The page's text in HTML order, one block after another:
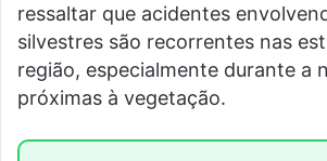
ressaltar que acidentes
silvestres são recorrentes nas
região, especialmente durante a
próximas à vegetação.